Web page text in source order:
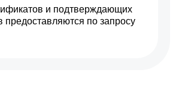
и подтверждающих
предоставляются по запросу